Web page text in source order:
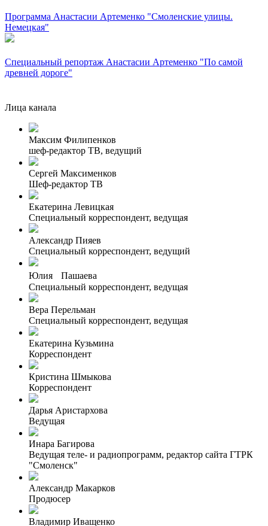
Программа Анастасии Артеменко "Смоленские улицы.
Немецкая"
Специальный репортаж Анастасии Артеменко "По самой
древней дороге"
Лица канала
Максим Филипенков
шеф-редактор ТВ, ведущий
Сергей Максименков
Шеф-редактор ТВ
Екатерина Левицкая
Специальный корреспондент, ведущая
Александр Пияев
Специальный корреспондент, ведущий
Юлия Пашаева
Специальный корреспондент, ведущая
Вера Перельман
Специальный корреспондент, ведущая
Екатерина Кузьмина
Корреспондент
Кристина Шмыкова
Корреспондент
Дарья Аристархова
Ведущая
Инара Багирова
Ведущая теле- и радиопрограмм, редактор сайта ГТРК
"Смоленск"
Александр Макарков
Продюсер
Владимир Иващенко